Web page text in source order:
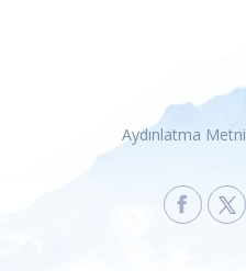
Aydınlatma Metni